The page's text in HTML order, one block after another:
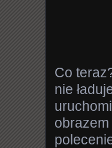
Co
nie